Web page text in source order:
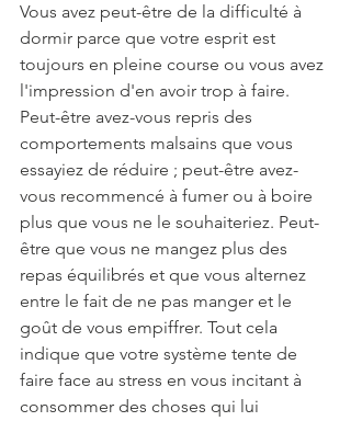
Vous avez peut-être de la difficulté à
dormir parce que votre esprit est
toujours en pleine course ou vous avez
l'impression d'en avoir trop à faire.
Peut-être avez-vous repris des
comportements malsains que vous
essayiez de réduire ; peut-être avez-
vous recommencé à fumer ou à boire
plus que vous ne le souhaiteriez. Peut-
être que vous ne mangez plus des
repas équilibrés et que vous alternez
entre le fait de ne pas manger et le
goût de vous empiffrer. Tout cela
indique que votre système tente de
faire face au stress en vous incitant à
consommer des choses qui lui